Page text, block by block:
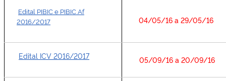
Edital PIBIC e PIBIC Af
2016/2017
04/05/16 a 29/05/16
Edital ICV 2016/2017 05/09/16 a 20/09/16